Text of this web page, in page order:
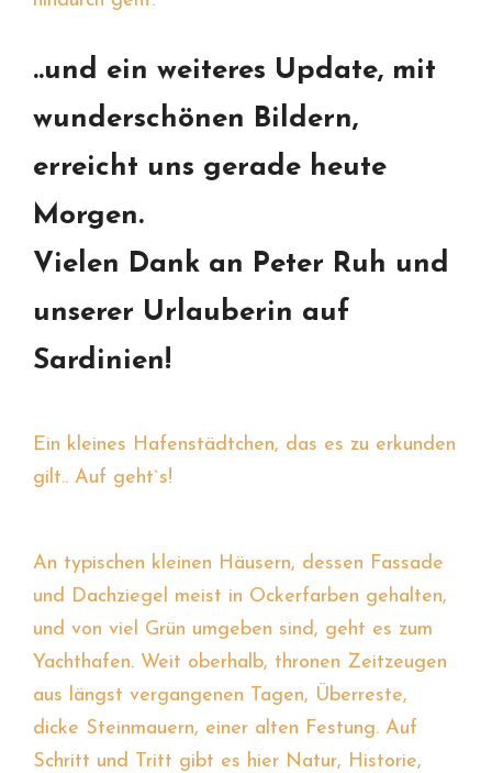
..und ein weiteres Update, mit
wunderschönen Bildern,
erreicht uns gerade heute
Morgen.
Vielen Dank an Peter Ruh und
unserer Urlauberin auf
Sardinien!
Ein kleines Hafenstädtchen, das es zu erkunden
gilt.. Auf geht`s!
An typischen kleinen Häusern, dessen Fassade
und Dachziegel meist in Ockerfarben gehalten,
und von viel Grün umgeben sind, geht es zum
Yachthafen. Weit oberhalb, thronen Zeitzeugen
aus längst vergangenen Tagen, Überreste,
dicke Steinmauern, einer alten Festung. Auf
Schritt und Tritt gibt es hier Natur, Historie,